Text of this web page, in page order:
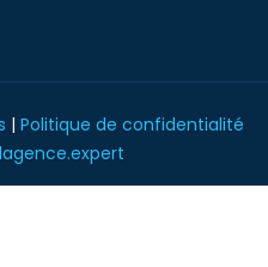
| Politique de confidentialité
lagence.expert